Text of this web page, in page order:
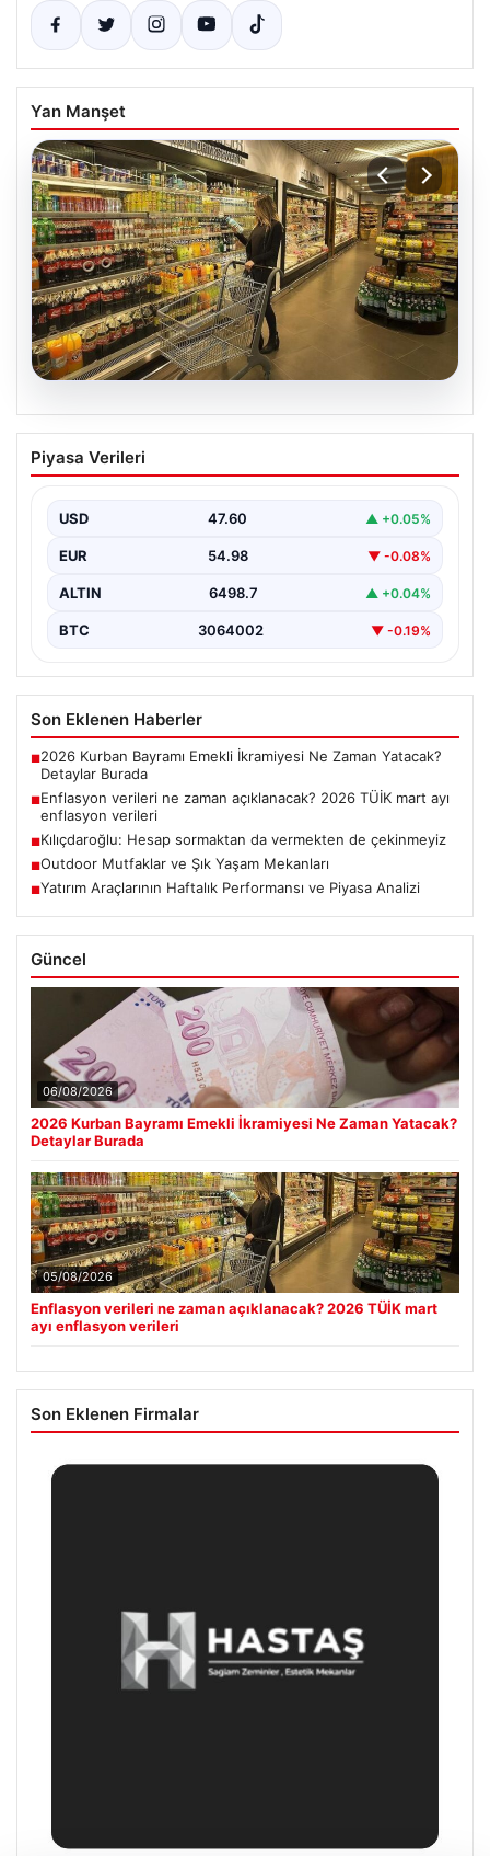
Yan Manşet
05.08.2026
Enflasyon verileri ne zaman
açıklanacak? 2026 TÜİK mart ayı
Piyasa Verileri
USD 47.60 ▲ +0.05%
EUR 54.98 ▼ -0.08%
ALTIN 6498.7 ▲ +0.04%
BTC 3064002 ▼ -0.19%
Son Eklenen Haberler
■2026 Kurban Bayramı Emekli İkramiyesi Ne Zaman Yatacak?
Detaylar Burada
■Enflasyon verileri ne zaman açıklanacak? 2026 TÜİK mart ayı
enflasyon verileri
■Kılıçdaroğlu: Hesap sormaktan da vermekten de çekinmeyiz
■Outdoor Mutfaklar ve Şık Yaşam Mekanları
■Yatırım Araçlarının Haftalık Performansı ve Piyasa Analizi
Güncel
06/08/2026
2026 Kurban Bayramı Emekli İkramiyesi Ne Zaman Yatacak?
Detaylar Burada
05/08/2026
Enflasyon verileri ne zaman açıklanacak? 2026 TÜİK mart
ayı enflasyon verileri
Son Eklenen Firmalar